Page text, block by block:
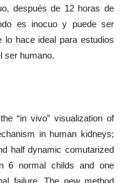
después de 12 horas de
es inocuo y puede ser
lo hace ideal para estudios
ser humano.
“in vivo” visualization of
in human kidneys;
half dynamic comutarized
6 normal childs and one
failure. The new method